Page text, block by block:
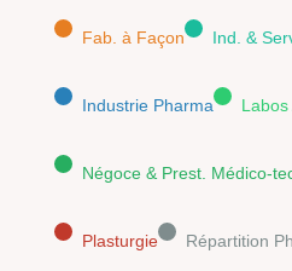
Fab. à Façon Ind. &
Industrie Pharma
Négoce & Prest. Médico-
Plasturgie Répartition